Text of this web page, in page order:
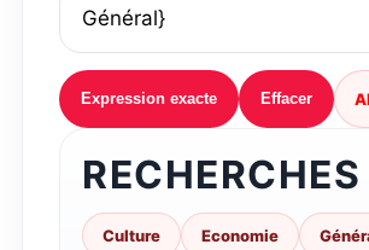
Expression exacte Effacer
Culture Economie